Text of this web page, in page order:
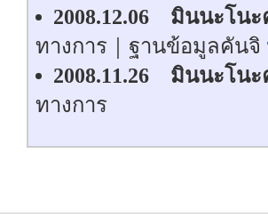
2008.12.06
มินนะโนะ
ทางการ｜ฐานข้อมูลคันจิ
2008.11.26
มินนะโนะ
ทางการ